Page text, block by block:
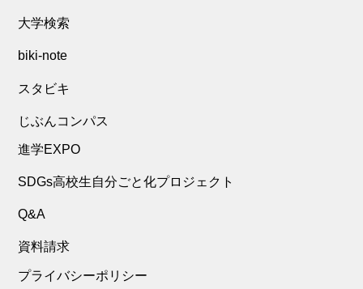
大学検索
biki-note
スタビキ
じぶんコンパス
進学EXPO
SDGs高校生自分ごと化プロジェクト
Q&A
資料請求
プライバシーポリシー